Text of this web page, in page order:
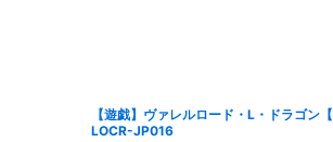
【遊戯】ヴァレルロード・L・ドラゴン
LOCR-JP016